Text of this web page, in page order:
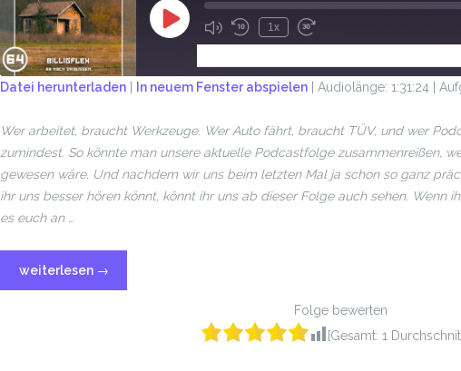
1x
RSS FEED
LINK
EMBED
Datei herunterladen | In neuem Fenster abspielen | Audiolänge: 1:31:24 |
Wer arbeitet, braucht Werkzeuge. Wer Auto fährt, braucht TÜV, und wer
zumindest. So könnte man unsere aktuelle Podcastfolge zusammenreißen,
gewesen wäre. Und nachdem wir uns beim letzten Mal ja schon so ganz
ihr uns besser hören könnt, könnt ihr uns ab dieser Folge auch sehen. Wenn
es euch an …
weiterlesen →
Folge bewerten
[Gesamt: 1